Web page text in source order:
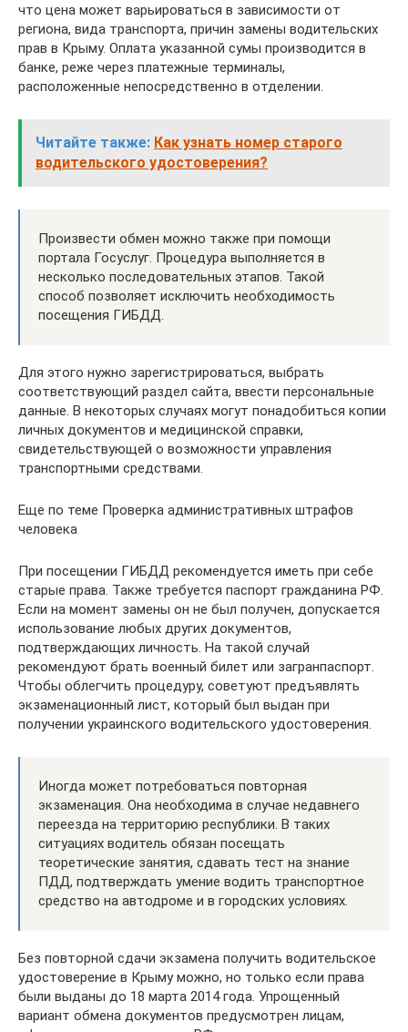
что цена может варьироваться в зависимости от
региона, вида транспорта, причин замены водительских
прав в Крыму. Оплата указанной сумы производится в
банке, реже через платежные терминалы,
расположенные непосредственно в отделении.
Читайте также: Как узнать номер старого
водительского удостоверения?
Произвести обмен можно также при помощи
портала Госуслуг. Процедура выполняется в
несколько последовательных этапов. Такой
способ позволяет исключить необходимость
посещения ГИБДД.
Для этого нужно зарегистрироваться, выбрать
соответствующий раздел сайта, ввести персональные
данные. В некоторых случаях могут понадобиться копии
личных документов и медицинской справки,
свидетельствующей о возможности управления
транспортными средствами.
Еще по теме Проверка административных штрафов
человека
При посещении ГИБДД рекомендуется иметь при себе
старые права. Также требуется паспорт гражданина РФ.
Если на момент замены он не был получен, допускается
использование любых других документов,
подтверждающих личность. На такой случай
рекомендуют брать военный билет или загранпаспорт.
Чтобы облегчить процедуру, советуют предъявлять
экзаменационный лист, который был выдан при
получении украинского водительского удостоверения.
Иногда может потребоваться повторная
экзаменация. Она необходима в случае недавнего
переезда на территорию республики. В таких
ситуациях водитель обязан посещать
теоретические занятия, сдавать тест на знание
ПДД, подтверждать умение водить транспортное
средство на автодроме и в городских условиях.
Без повторной сдачи экзамена получить водительское
удостоверение в Крыму можно, но только если права
были выданы до 18 марта 2014 года. Упрощенный
вариант обмена документов предусмотрен лицам,